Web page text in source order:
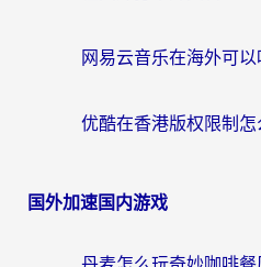
国外加速国内游戏